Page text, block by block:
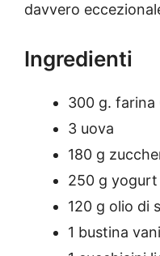
davvero
Ingredienti
300 g. farina
3 uova
180 g
250 g
120 g olio di
1 bustina